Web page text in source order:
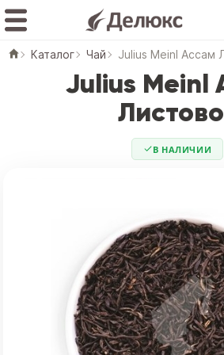
Каталог Чай Julius Meinl Ассам
Julius Meinl
В НАЛИЧИИ